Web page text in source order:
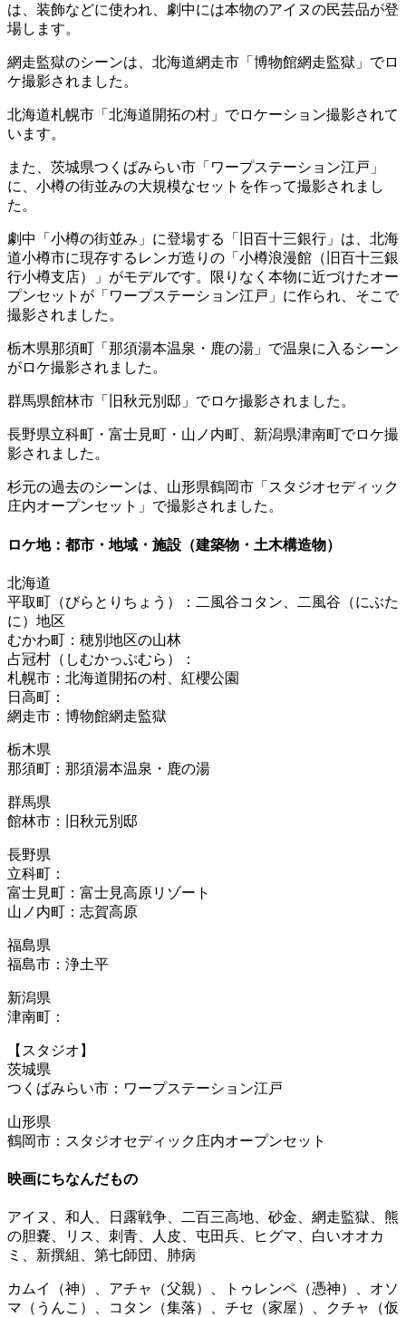
は、装飾などに使われ、劇中には本物のアイヌの民芸品が登
場します。
網走監獄のシーンは、北海道網走市「博物館網走監獄」でロ
ケ撮影されました。
北海道札幌市「北海道開拓の村」でロケーション撮影されて
います。
また、茨城県つくばみらい市「ワープステーション江戸」
に、小樽の街並みの大規模なセットを作って撮影されまし
た。
劇中「小樽の街並み」に登場する「旧百十三銀行」は、北海
道小樽市に現存するレンガ造りの「小樽浪漫館（旧百十三銀
行小樽支店）」がモデルです。限りなく本物に近づけたオー
プンセットが「ワープステーション江戸」に作られ、そこで
撮影されました。
栃木県那須町「那須湯本温泉・鹿の湯」で温泉に入るシーン
がロケ撮影されました。
群馬県館林市「旧秋元別邸」でロケ撮影されました。
長野県立科町・富士見町・山ノ内町、新潟県津南町でロケ撮
影されました。
杉元の過去のシーンは、山形県鶴岡市「スタジオセディック
庄内オープンセット」で撮影されました。
ロケ地：都市・地域・施設（建築物・土木構造物）
北海道
平取町（びらとりちょう）：二風谷コタン、二風谷（にぶた
に）地区
むかわ町：穂別地区の山林
占冠村（しむかっぷむら）：
札幌市：北海道開拓の村、紅櫻公園
日高町：
網走市：博物館網走監獄
栃木県
那須町：那須湯本温泉・鹿の湯
群馬県
館林市：旧秋元別邸
長野県
立科町：
富士見町：富士見高原リゾート
山ノ内町：志賀高原
福島県
福島市：浄土平
新潟県
津南町：
【スタジオ】
茨城県
つくばみらい市：ワープステーション江戸
山形県
鶴岡市：スタジオセディック庄内オープンセット
映画にちなんだもの
アイヌ、和人、日露戦争、二百三高地、砂金、網走監獄、熊
の胆嚢、リス、刺青、人皮、屯田兵、ヒグマ、白いオオカ
ミ、新撰組、第七師団、肺病
カムイ（神）、アチャ（父親）、トゥレンペ（憑神）、オソ
マ（うんこ）、コタン（集落）、チセ（家屋）、クチャ（仮